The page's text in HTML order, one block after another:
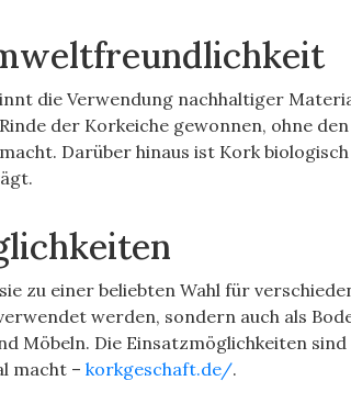
die Verwendung nachhaltiger
der Korkeiche gewonnen, ohne
Darüber hinaus ist Kork
zu einer beliebten Wahl für
werden, sondern auch als
Möbeln. Die Einsatzmöglichkeiten
macht –korkgeschaft.de/.